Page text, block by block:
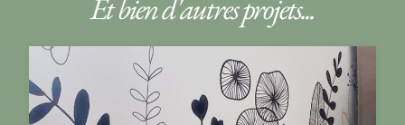
Et bien d'autres projets...